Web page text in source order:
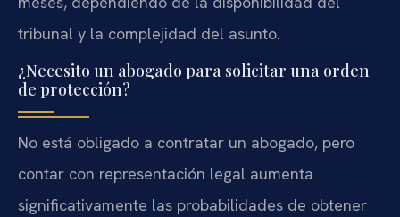
tribunal y la complejidad del asunto.
¿Necesito un abogado para solicitar una orden
de protección?
No está obligado a contratar un abogado, pero
contar con representación legal aumenta
significativamente las probabilidades de obtener